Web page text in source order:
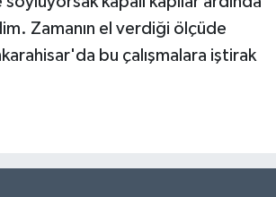
Zamanın el verdiği ölçüde
bu çalışmalara iştirak